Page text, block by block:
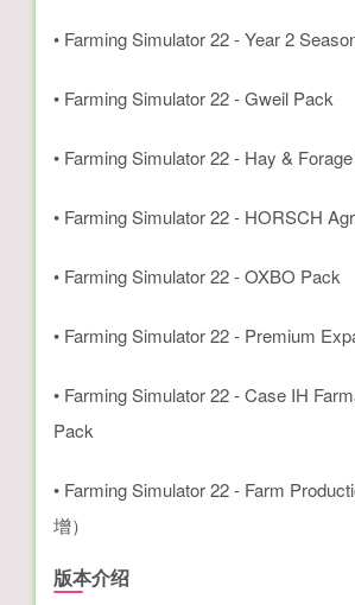
• Farming Simulator 22 - Year 2
• Farming Simulator 22 - Gweil
• Farming Simulator 22 - Hay &
• Farming Simulator 22 - HORSCH
• Farming Simulator 22 - OXBO Pack
• Farming Simulator 22 - Premium
• Farming Simulator 22 - Case IH
Pack
• Farming Simulator 22 - Farm
增）
版本介绍